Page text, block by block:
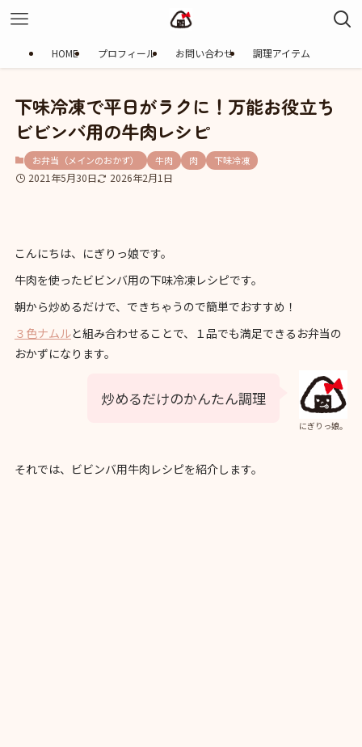
HOME プロフィール お問い合わせ 調理アイテム
下味冷凍で平日がラクに！万能お役立ち
ビビンバ用の牛肉レシピ
お弁当（メインのおかず） 牛肉 肉 下味冷凍
2021年5月30日 2026年2月1日
こんにちは、にぎりっ娘です。
牛肉を使ったビビンバ用の下味冷凍レシピです。
朝から炒めるだけで、できちゃうので簡単でおすすめ！
３色ナムルと組み合わせることで、１品でも満足できるお弁当の
おかずになります。
にぎりっ娘。
炒めるだけのかんたん調理
それでは、ビビンバ用牛肉レシピを紹介します。